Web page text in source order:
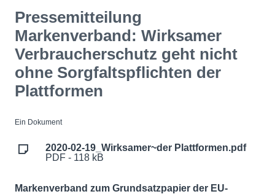
Pressemitteilung
Markenverband: Wirksamer
Verbraucherschutz geht nicht
ohne Sorgfaltspflichten der
Plattformen
Ein Dokument
2020-02-19_Wirksamer~der Plattformen.pdf
PDF - 118 kB
Markenverband zum Grundsatzpapier der EU-